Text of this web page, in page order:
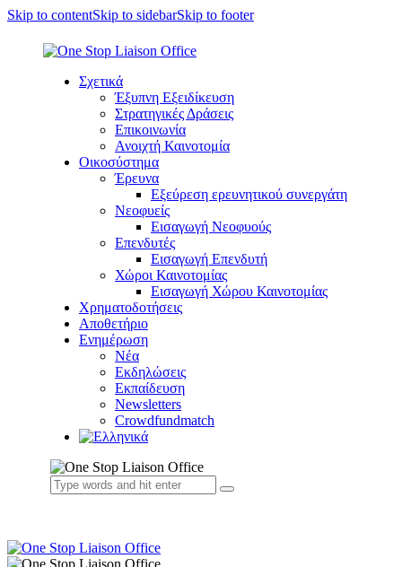
Skip to contentSkip to sidebarSkip to footer
Σχετικά
Έξυπνη Εξειδίκευση
Στρατηγικές Δράσεις
Επικοινωνία
Ανοιχτή Καινοτομία
Οικοσύστημα
Έρευνα
Εξεύρεση ερευνητικού συνεργάτη
Νεοφυείς
Εισαγωγή Νεοφυούς
Επενδυτές
Εισαγωγή Επενδυτή
Χώροι Καινοτομίας
Εισαγωγή Χώρου Καινοτομίας
Χρηματοδοτήσεις
Αποθετήριο
Ενημέρωση
Νέα
Εκδηλώσεις
Εκπαίδευση
Newsletters
Crowdfundmatch